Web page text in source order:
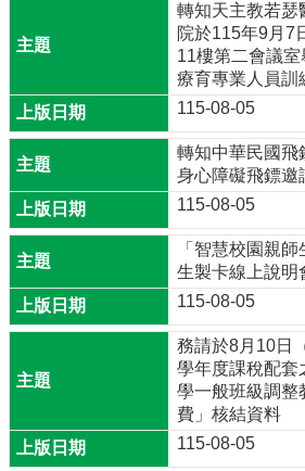
宣
導
教
師
專
區
本
校
課
程
計
畫
首
頁
轉知天主教若瑟
院於115年9月7
11樓第二會議
療育專業人員訓
115-08-05
轉知中華民國飛
身心障礙飛鏢邀
115-08-05
「智慧校園親
生製卡線上說明
115-08-05
務請於8月10日
學年度課稅配套
學一般班級調整
費」核結資料
115-08-05